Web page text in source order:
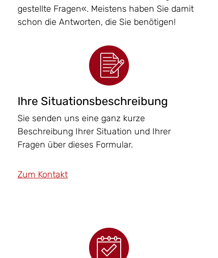
gestellte Fragen«. Meistens haben Sie damit
schon die Antworten, die Sie benötigen!
Ihre Situationsbeschreibung
Sie senden uns eine ganz kurze
Beschreibung Ihrer Situation und Ihrer
Fragen über dieses Formular.
Zum Kontakt